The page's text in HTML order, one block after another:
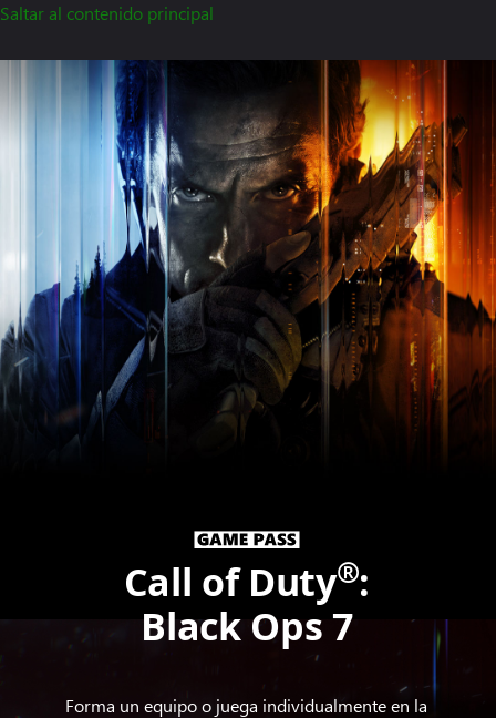
Saltar al contenido principal
Call of Duty®:
Black Ops 7
Forma un equipo o juega individualmente en la